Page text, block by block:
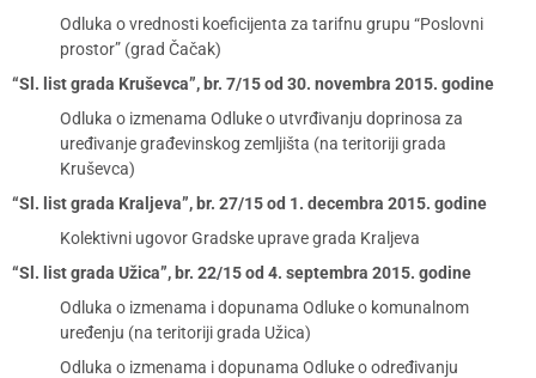
Odluka o vrednosti koeficijenta za tarifnu grupu “Poslovni
prostor” (grad Čačak)
“Sl. list grada Kruševca”, br. 7/15 od 30. novembra 2015. godine
Odluka o izmenama Odluke o utvrđivanju doprinosa za
uređivanje građevinskog zemljišta (na teritoriji grada
Kruševca)
“Sl. list grada Kraljeva”, br. 27/15 od 1. decembra 2015. godine
Kolektivni ugovor Gradske uprave grada Kraljeva
“Sl. list grada Užica”, br. 22/15 od 4. septembra 2015. godine
Odluka o izmenama i dopunama Odluke o komunalnom
uređenju (na teritoriji grada Užica)
Odluka o izmenama i dopunama Odluke o određivanju